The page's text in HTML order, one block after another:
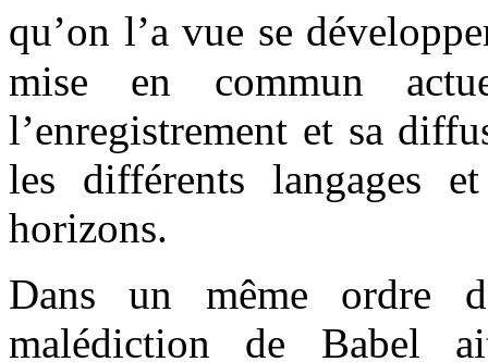
qu’on l’a vue se
mise en commun
l’enregistrement et sa
les différents langages
horizons.
Dans un même ordre
malédiction de Babel